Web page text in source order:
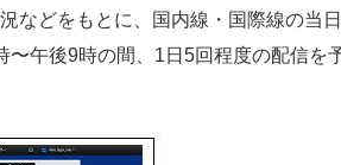
などをもとに、国内線・国際線の当
午後9時の間、1日5回程度の配信を